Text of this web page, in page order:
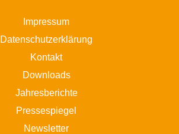
Impressum
Datenschutzerklärung
Kontakt
Downloads
Jahresberichte
Pressespiegel
Newsletter